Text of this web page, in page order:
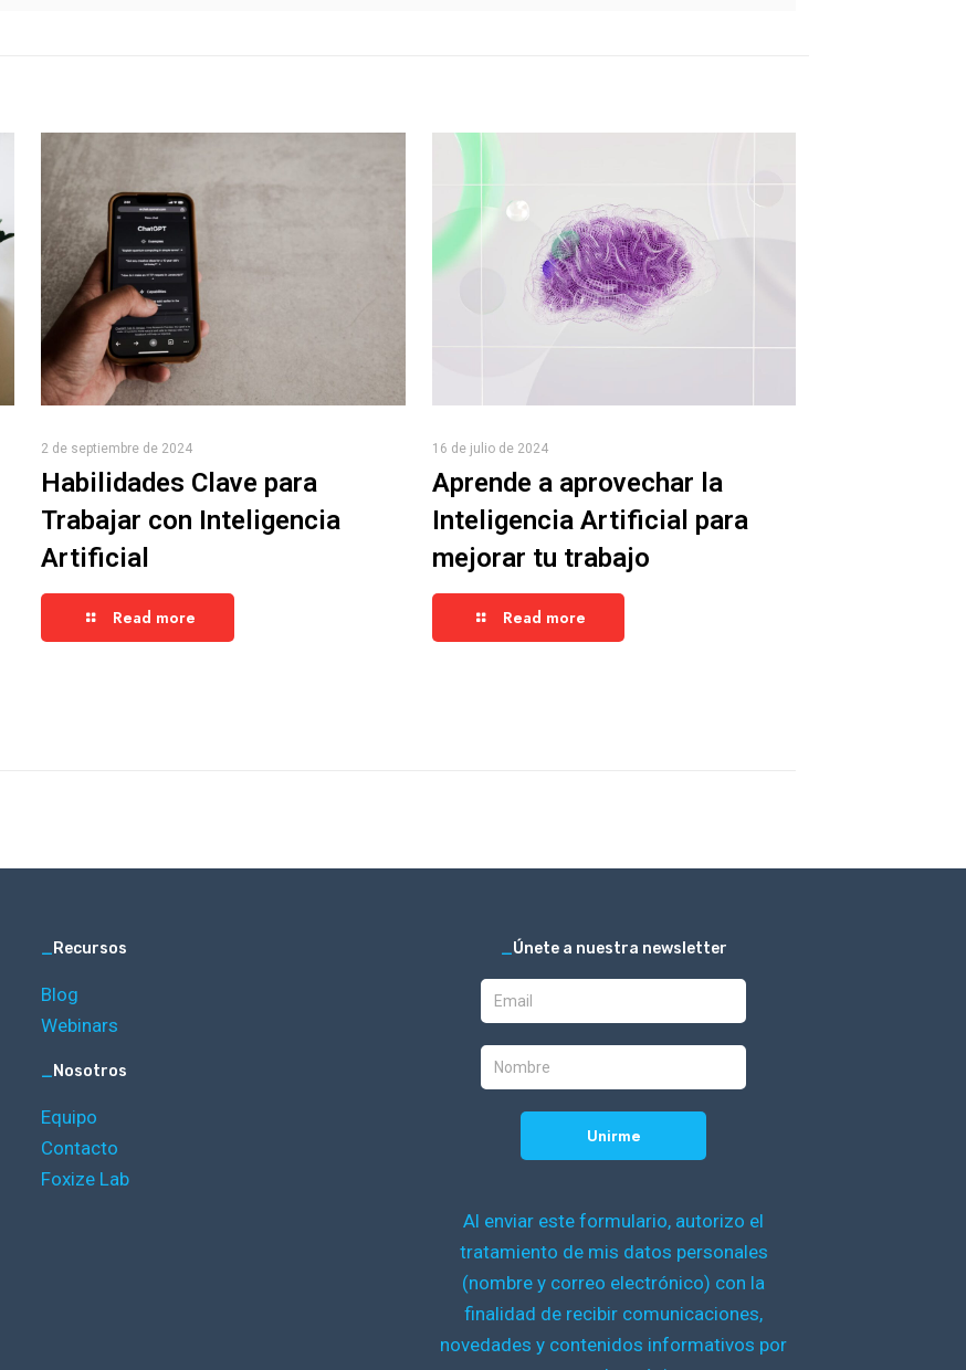
2 de septiembre de 2024
Habilidades Clave para
Trabajar con Inteligencia
Artificial
Read more
16 de julio de 2024
Aprende a aprovechar la
Inteligencia Artificial para
mejorar tu trabajo
Read more
_Recursos
Blog
Webinars
_Nosotros
Equipo
Contacto
Foxize Lab
_Únete a nuestra newsletter
Al enviar este formulario, autorizo el
tratamiento de mis datos personales
(nombre y correo electrónico) con la
finalidad de recibir comunicaciones,
novedades y contenidos informativos por